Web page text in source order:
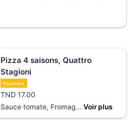
Pizza 4 saisons, Quattro
Stagioni
Populaire
TND 17.00
Sauce tomate, Fromag... Voir plus